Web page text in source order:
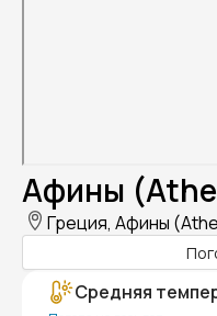
Афины
Греция, Афины
Средняя